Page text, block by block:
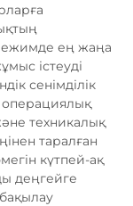
ең жаңа
істеуді
сенімділік
операциялық
техникалық
таралған
күтпей-ақ
деңгейге